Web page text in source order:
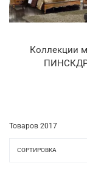
Коллекции
Товаров 2017
СОРТИРОВКА